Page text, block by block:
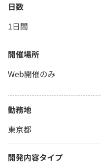
日数
1日間
開催場所
Web開催のみ
勤務地
東京都
開発内容タイプ